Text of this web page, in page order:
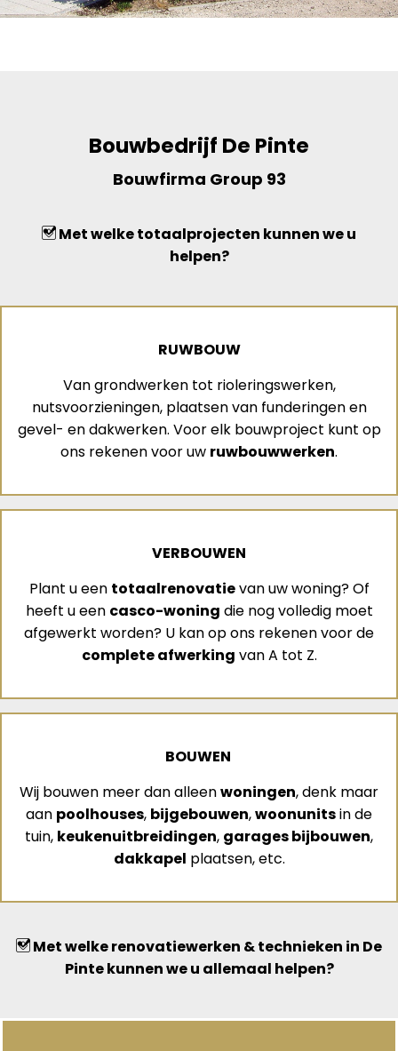
Bouwbedrijf De Pinte
Bouwfirma Group 93
Met welke totaalprojecten kunnen we u
helpen?
RUWBOUW
Van grondwerken tot rioleringswerken,
nutsvoorzieningen, plaatsen van funderingen en
gevel- en dakwerken. Voor elk bouwproject kunt op
ons rekenen voor uw ruwbouwwerken.
VERBOUWEN
Plant u een totaalrenovatievan uw woning? Of
heeft u een casco-woning die nog volledig moet
afgewerkt worden? U kan op ons rekenen voor de
complete afwerking van A tot Z.
BOUWEN
Wij bouwen meer dan alleenwoningen, denk maar
aan poolhouses, bijgebouwen,woonunitsin de
tuin, keukenuitbreidingen, garages bijbouwen,
dakkapel plaatsen, etc.
Met welke renovatiewerken & technieken in De
Pinte kunnen we u allemaal helpen?